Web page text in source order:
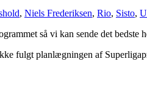
, Niels Frederiksen, Rio, Sisto,
så vi kan sende det
fulgt planlægningen af